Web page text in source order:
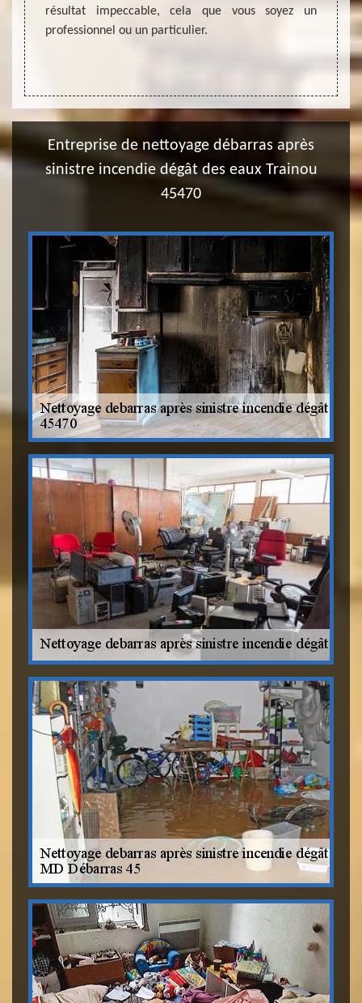
résultat impeccable, cela que vous soyez un
professionnel ou un particulier.
jouir
Entreprise de nettoyage débarras après
sinistre incendie dégât des eaux Trainou
45470